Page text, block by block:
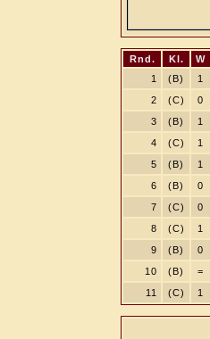
Rnd. Kl. W
1
(B) 1
2
(C) 0
3
(B) 1
4
(C) 1
5
(B) 1
6
(B) 0
7
(C) 0
8
(C) 1
9
(B) 0
10
(B) =
11
(C) 1